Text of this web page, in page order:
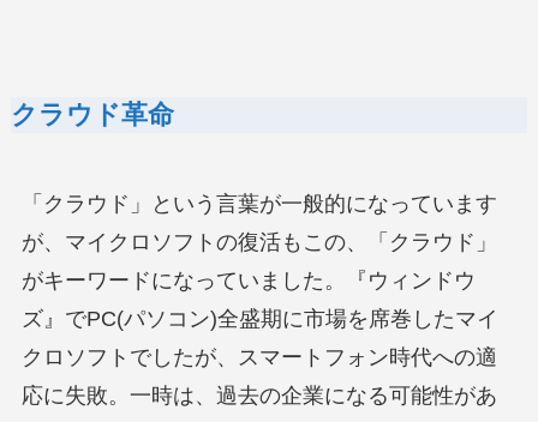
クラウド革命
「クラウド」という言葉が一般的になっています
が、マイクロソフトの復活もこの、「クラウド」
がキーワードになっていました。『ウィンドウ
ズ』でPC(パソコン)全盛期に市場を席巻したマイ
クロソフトでしたが、スマートフォン時代への適
応に失敗。一時は、過去の企業になる可能性があ